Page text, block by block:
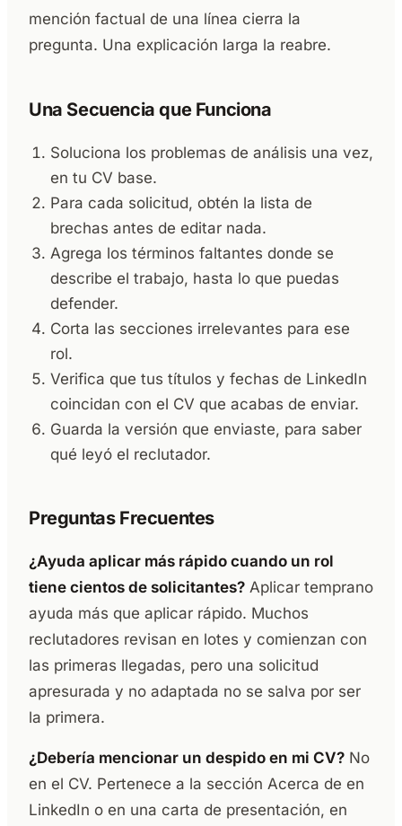
mención factual de una línea cierra la
pregunta. Una explicación larga la reabre.
Una Secuencia que Funciona
Soluciona los problemas de análisis una vez,
en tu CV base.
Para cada solicitud, obtén la lista de
brechas antes de editar nada.
Agrega los términos faltantes donde se
describe el trabajo, hasta lo que puedas
defender.
Corta las secciones irrelevantes para ese
rol.
Verifica que tus títulos y fechas de LinkedIn
coincidan con el CV que acabas de enviar.
Guarda la versión que enviaste, para saber
qué leyó el reclutador.
Preguntas Frecuentes
¿Ayuda aplicar más rápido cuando un rol
tiene cientos de solicitantes? Aplicar temprano
ayuda más que aplicar rápido. Muchos
reclutadores revisan en lotes y comienzan con
las primeras llegadas, pero una solicitud
apresurada y no adaptada no se salva por ser
la primera.
¿Debería mencionar un despido en mi CV? No
en el CV. Pertenece a la sección Acerca de en
LinkedIn o en una carta de presentación, en